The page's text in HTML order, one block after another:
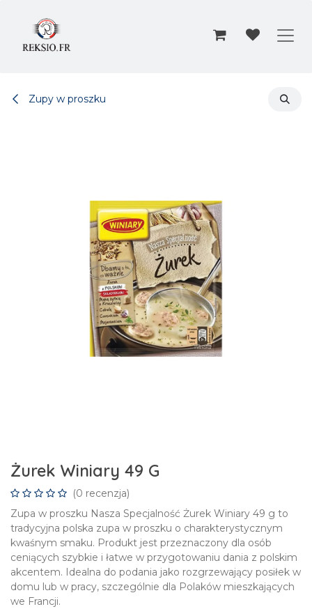
Zupy w proszku
Żurek Winiary 49 G
(0 recenzja)
Zupa w proszku Nasza Specjalność Żurek Winiary 49 g to
tradycyjna polska zupa w proszku o charakterystycznym
kwaśnym smaku. Produkt jest przeznaczony dla osób
ceniących szybkie i łatwe w przygotowaniu dania z polskim
akcentem. Idealna do podania jako rozgrzewający posiłek w
domu lub w pracy, szczególnie dla Polaków mieszkających
we Francji.